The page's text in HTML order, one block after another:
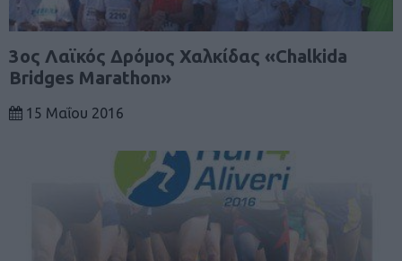
3ος Λαϊκός Δρόμος Χαλκίδας «Chalkida
Bridges Marathon»
15 Μαΐου 2016